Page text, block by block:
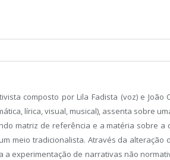
composto por Lila Fadista (voz) e João
lírica, visual, musical), assenta sobre
matriz de referência e a matéria sobre a
meio tradicionalista. Através da alteração
a experimentação de narrativas não